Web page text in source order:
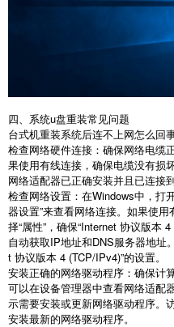
四、系统u盘重装常见问题
台式机重装系统后连不上网怎么回
检查网络硬件连接：确保网络电缆
果使用有线连接，确保电缆没有损
网络适配器已正确安装并且已连接
检查网络设置：在Windows中，打
器设置”来查看网络连接。如果使
择“属性” ，确保“Internet 协议版本 4
自动获取IP地址和DNS服务器地址
t 协议版本 4 (TCP/IPv4)”的设置。
安装正确的网络驱动程序：确保计
可以在设备管理器中查看网络适配
示需要安装或更新网络驱动程序。
安装最新的网络驱动程序。